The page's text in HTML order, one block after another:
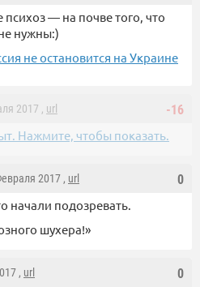
— на почве того, что
нужны:)
не остановится на Украине
-16
2017 , url
Нажмите, чтобы показать.
0
2017 , url
начали подозревать.
шухера!»
0
, url